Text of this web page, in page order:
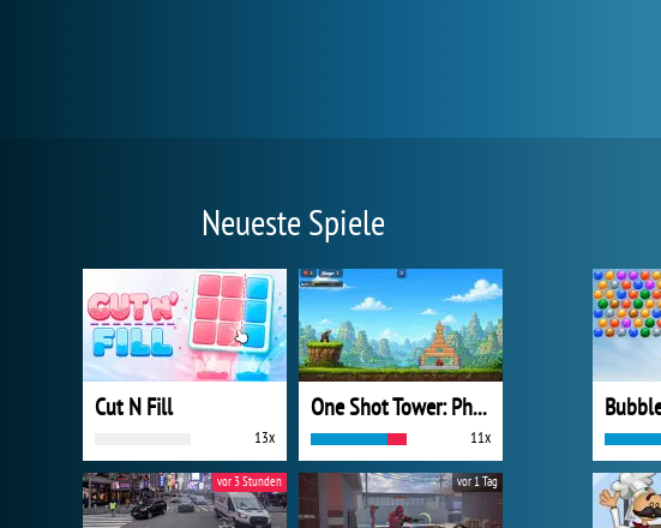
Neueste Spiele
Cut N Fill
13x
One Shot Tower: Physics Destroyer
11x
vor 3 Stunden vor 1 Tag